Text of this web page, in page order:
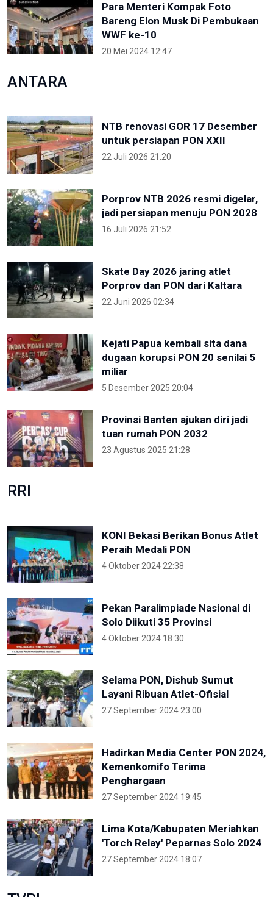
Para Menteri Kompak Foto
Bareng Elon Musk Di Pembukaan
WWF ke-10
20 Mei 2024 12:47
ANTARA
NTB renovasi GOR 17 Desember
untuk persiapan PON XXII
22 Juli 2026 21:20
Porprov NTB 2026 resmi digelar,
jadi persiapan menuju PON 2028
16 Juli 2026 21:52
Skate Day 2026 jaring atlet
Porprov dan PON dari Kaltara
22 Juni 2026 02:34
Kejati Papua kembali sita dana
dugaan korupsi PON 20 senilai 5
miliar
5 Desember 2025 20:04
Provinsi Banten ajukan diri jadi
tuan rumah PON 2032
23 Agustus 2025 21:28
RRI
KONI Bekasi Berikan Bonus Atlet
Peraih Medali PON
4 Oktober 2024 22:38
Pekan Paralimpiade Nasional di
Solo Diikuti 35 Provinsi
4 Oktober 2024 18:30
Selama PON, Dishub Sumut
Layani Ribuan Atlet-Ofisial
27 September 2024 23:00
Hadirkan Media Center PON 2024,
Kemenkomifo Terima
Penghargaan
27 September 2024 19:45
Lima Kota/Kabupaten Meriahkan
'Torch Relay' Peparnas Solo 2024
27 September 2024 18:07